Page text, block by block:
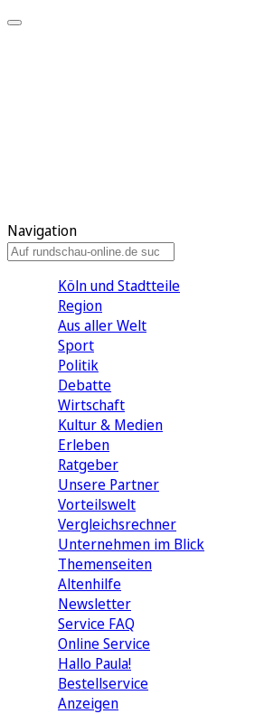
Navigation
Köln und Stadtteile
Region
Aus aller Welt
Sport
Politik
Debatte
Wirtschaft
Kultur & Medien
Erleben
Ratgeber
Unsere Partner
Vorteilswelt
Vergleichsrechner
Unternehmen im Blick
Themenseiten
Altenhilfe
Newsletter
Service FAQ
Online Service
Hallo Paula!
Bestellservice
Anzeigen